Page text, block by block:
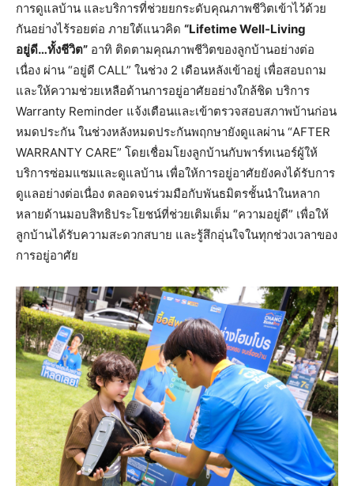
การดูแลบ้าน และบริการที่ช่วยยกระดับคุณภาพชีวิตเข้าไว้ด้วย
กันอย่างไร้รอยต่อ ภายใต้แนวคิด “Lifetime Well-Living
อยู่ดี…ทั้งชีวิต” อาทิ ติดตามคุณภาพชีวิตของลูกบ้านอย่างต่อ
เนื่อง ผ่าน “อยู่ดี CALL” ในช่วง 2 เดือนหลังเข้าอยู่ เพื่อสอบถาม
และให้ความช่วยเหลือด้านการอยู่อาศัยอย่างใกล้ชิด บริการ
Warranty Reminder แจ้งเตือนและเข้าตรวจสอบสภาพบ้านก่อน
หมดประกัน ในช่วงหลังหมดประกันพฤกษายังดูแลผ่าน “AFTER
WARRANTY CARE” โดยเชื่อมโยงลูกบ้านกับพาร์ทเนอร์ผู้ให้
บริการซ่อมแซมและดูแลบ้าน เพื่อให้การอยู่อาศัยยังคงได้รับการ
ดูแลอย่างต่อเนื่อง ตลอดจนร่วมมือกับพันธมิตรชั้นนำในหลาก
หลายด้านมอบสิทธิประโยชน์ที่ช่วยเติมเต็ม “ความอยู่ดี” เพื่อให้
ลูกบ้านได้รับความสะดวกสบาย และรู้สึกอุ่นใจในทุกช่วงเวลาของ
การอยู่อาศัย